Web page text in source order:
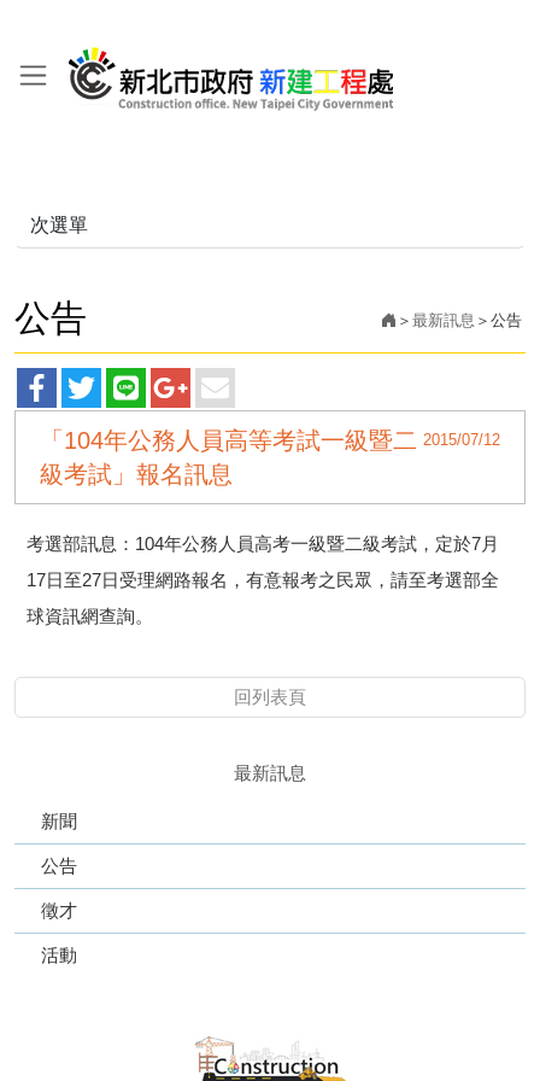
次選單
最新訊息 公告
公告
facebook
分
享
twitter
分
享
line
分
享
googleplus
分
享
main
分
享
2015/07/12
「104年公務人員高等考試一級暨二
級考試」報名訊息
考選部訊息：104年公務人員高考一級暨二級考試，定於7月
17日至27日受理網路報名，有意報考之民眾，請至考選部全
球資訊網查詢。
回列表頁
最新訊息
新聞
公告
徵才
活動